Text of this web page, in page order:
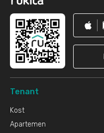
Tenant
Kost
Apartemen